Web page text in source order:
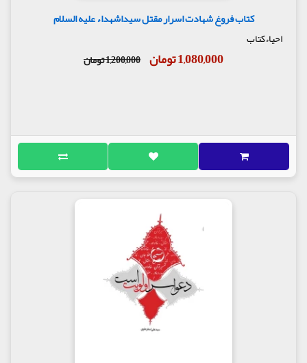
کتاب فروغ شهادت اسرار مقتل سیداشهداء علیه السلام
احیاءکتاب
1,080,000 تومان 1,200,000 تومان